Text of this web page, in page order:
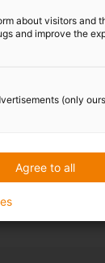
about visitors and
and improve the
(only
Agree to all